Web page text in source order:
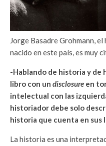
Jorge Basadre Grohmann,
nacido en este país, es muy
-Hablando de historia y de
libro con un disclosure en
intelectual con las
historiador debe solo
historia que cuenta en sus
La historia es una